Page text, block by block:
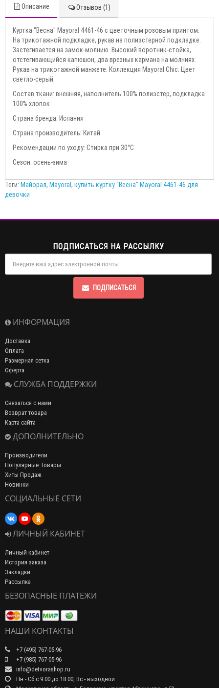
Описание Отзывов (1)
Куртка "Весна" Mayoral 4461-46 с цветочным розовым принтом.
На трикотажной подкладке, рукав на полиэстерной подкладке.
Застегивается на замок-молнию. Высокий воротник-стойка,
отстегивающийся капюшон, два врезных кармана на молниях.
Рукав на трикотажной манжете. Коллекция Mayoral Chic. Цвет
светло-серый.
Состав ткани: внешняя, наполнитель 100% полиэстер, подкладка
100% хлопок
Страна бренда: Испания
Страна производитель: Китай
Рекомендации по уходу: Стирка при 30°С
Сезон: осень-зима
Теги: Майорал, Mayoral, купить куртку "Весна" Mayoral 4461-46 для
девочки
ПОДПИСАТЬСЯ НА РАССЫЛКУ
ПОДПИСАТЬСЯ
ИНФОРМАЦИЯ
Доставка
Оплата
Размерная сетка
Оферта
СЛУЖБА ПОДДЕРЖКИ
Связаться с нами
Возврат товара
Карта сайта
ДОПОЛНИТЕЛЬНО
Производители
Популярные Товары
Хиты Продаж
Новинки
СОЦИАЛЬНЫЕ СЕТИ
ЛИЧНЫЙ КАБИНЕТ
Личный кабинет
История заказа
Закладки
Рассылка
БЕЗОПАСНЫЕ ПЛАТЕЖИ
НАШИ КОНТАКТЫ
+7 (495) 767-05-96
+7 (985) 767-05-96
info@detvorashop.ru
Пн - Сб с 9.00 до 18.00, Вс - выходной